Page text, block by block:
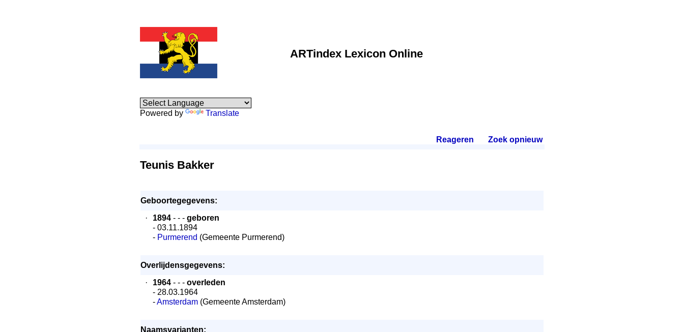
ARTindex Lexicon Online
Powered by Translate
Reageren Zoek opnieuw.
Teunis Bakker
Geboortegegevens:
·
1894 - - - geboren
- 03.11.1894
- Purmerend (Gemeente Purmerend)
Overlijdensgegevens:
·
1964 - - - overleden
- 28.03.1964
-Amsterdam (Gemeente Amsterdam)
Naamsvarianten: